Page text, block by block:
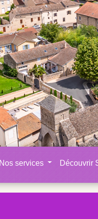
Nos services Découvrir